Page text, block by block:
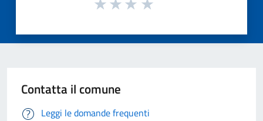
Contatta il comune
Leggi le domande frequenti